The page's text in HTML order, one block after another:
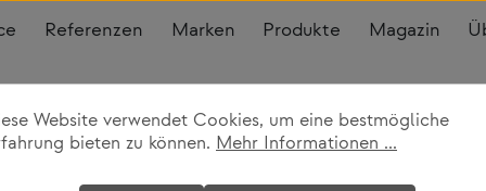
Referenzen Marken Produkte Magazin
Website verwendet Cookies, um eine bestmögliche
bieten zu können. Mehr Informationen ...